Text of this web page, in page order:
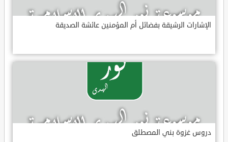
الإشارات الرشيقة بفضائل أم المؤمنين عائشة الصديقة
دروس غزوة بني المصطلق